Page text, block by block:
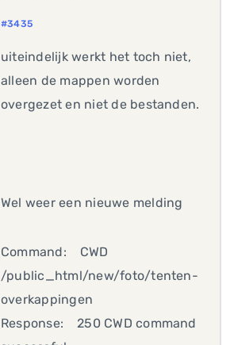
#3435
uiteindelijk werkt het toch niet,
alleen de mappen worden
overgezet en niet de bestanden.
Wel weer een nieuwe melding
Command: CWD
/public_html/new/foto/tenten-
overkappingen
Response: 250 CWD command